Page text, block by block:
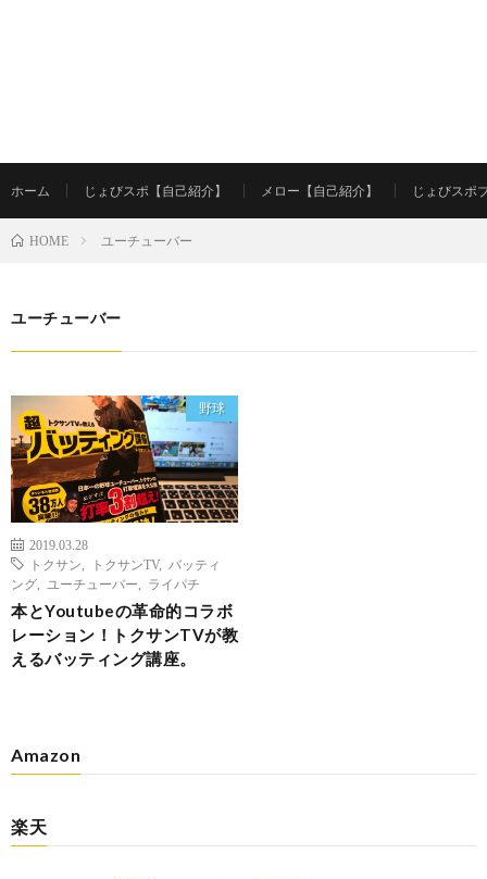
ホーム じょびスポ【自己紹介】 メロー【自己紹介】 じょびスポ
HOME ユーチューバー
ユーチューバー
野球
2019.03.28
トクサン
トクサンTV, バッティ
ング
ユーチューバー ライパチ
本とYoutubeの革命的コラボ
レーション！トクサンTVが教
えるバッティング講座。
Amazon
楽天